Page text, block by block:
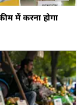
में करना होगा